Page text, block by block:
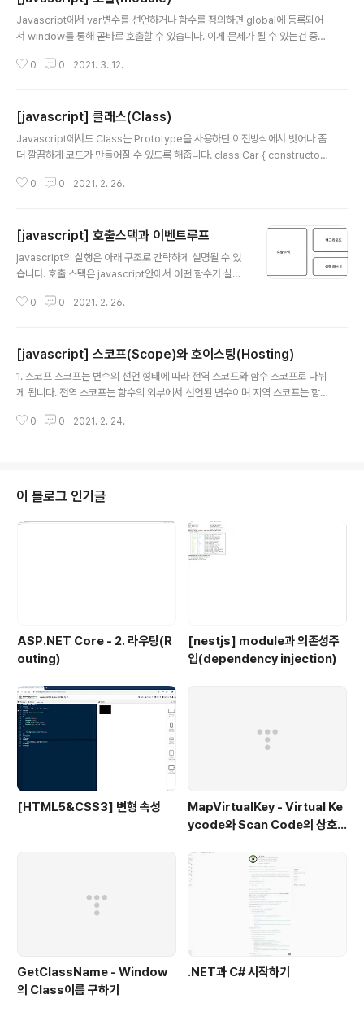
Javascript에서 var변수를 선언하거나 함수를 정의하면 global에 등록되어
서 window를 통해 곧바로 호출할 수 있습니다. 이게 문제가 될 수 있는건 중복
를 들어 다음과 같이 a.js와 b.js에 공통적으로 add()라는 함수가 정의된 경우 f
해야 합니다. 이렇게 하면 어떤 모듈에서 외부로 노출할 함수를 다음과 같이 ex
port해야만 사용할 수 있게 됩니다. 그래서 a.js파일에 있는 add()함수를 아래
와 같이 했다면 export def..
0 0 2021. 3. 12.
[javascript] 클래스(Class)
Javascript에서도 Class는 Prototype을 사용하던 이전방식에서 벗어나 좀
더 깔끔하게 코드가 만들어질 수 있도록 해줍니다. class Car { constructor
d; } stop() { this.speed = 0; } static acc(speed) { return this.speed
한 함수는 함수그대로 정의하고 정적 함수의 경우 static을 붙여주는 것만으로
끝낼 수 있습니다. ..
0 0 2021. 2. 26.
[javascript] 호출스택과 이벤트루프
javascript의 실행은 아래 구조로 간략하게 설명될 수 있
습니다. 호출 스택은 javascript안에서 어떤 함수가 실행
비동기 작업을 위해 대기하는 부분, 태스크 큐는 백그라운
수가 호출된다면 호출스택에 myfunc()가 들어가고 그 안
에서 다시 alert() 함수가 호출되므로 myfunc() 위에 aler
t() 함수가 쌓이게 됩니다. 이러한 구조 때문에 스택이 됩니
되면 호출 스택에서 사라지고 뒤이어 myfunc() 함수로 사
0 0 2021. 2. 26.
[javascript] 스코프(Scope)와 호이스팅(Hosting)
1. 스코프 스코프는 변수의 선언 형태에 따라 전역 스코프와 함수 스코프로 나뉘
게 됩니다. 전역 스코프는 함수의 외부에서 선언된 변수이며 지역 스코프는 함
al = 2; console.log(local); console.log(global); } myfunc(); 예제를 보
부에 선언된 global은 무시되고 함수 내부에 선언된 global변수를 사용..
0 0 2021. 2. 24.
이 블로그 인기글
ASP.NET Core - 2. 라우팅(R
outing)
[nestjs] module과 의존성주
입(dependency injection)
[HTML5&CSS3] 변형 속성
MapVirtualKey - Virtual Ke
ycode와 Scan Code의 상호
GetClassName - Window
의 Class이름 구하기
.NET과 C# 시작하기